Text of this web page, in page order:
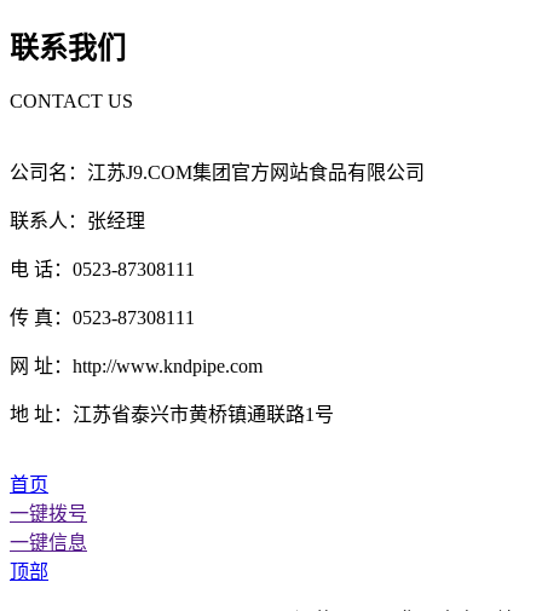
联系我们
CONTACT US
公司名：江苏J9.COM集团官方网站食品有限公司
联系人：张经理
电 话：0523-87308111
传 真：0523-87308111
网 址：http://www.kndpipe.com
地 址：江苏省泰兴市黄桥镇通联路1号
首页
一键拨号
一键信息
顶部